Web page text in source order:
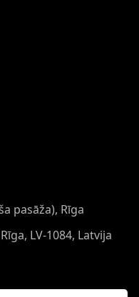
pasāža), Rīga
LV-1084, Latvija